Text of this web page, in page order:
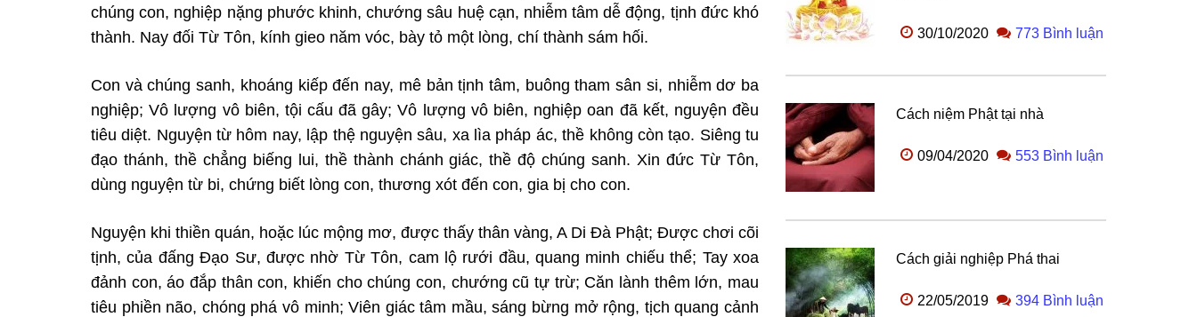
chúng con, nghiệp nặng phước khinh, chướngsâu huệ cạn, nhiễm tâm dễ động, tịnh đức khó
thành. Nay đối Từ Tôn, kính gieo năm vóc, bày tỏ một lòng, chí thành sám hối.
Con và chúng sanh, khoáng kiếp đến nay, mê bản tịnh tâm, buông tham sân si, nhiễm dơ ba
nghiệp; Vô lượng vô biên, tội cấu đã gây; Vô lượng vô biên, nghiệp oan đã kết, nguyện đều
tiêu diệt. Nguyện từ hôm nay, lập thệ nguyện sâu, xa lìa pháp ác, thề không còn tạo. Siêng tu
đạo thánh, thề chẳng biếng lui, thề thành chánh giác, thề độ chúng sanh. Xin đức Từ Tôn,
dùng nguyện từ bi, chứng biết lòng con, thương xót đến con, gia bị cho con.
Nguyện khi thiền quán, hoặc lúc mộng mơ, được thấy thân vàng, A Di Đà Phật; Được chơi cõi
tịnh,của đấng Đạo Sư, được nhờ Từ Tôn, cam lộ rưới đầu, quang minh chiếu thể; Tay xoa
đảnh con, áo đắp thân con, khiến cho chúng con, chướng cũ tự trừ; Căn lành thêm lớn, mau
tiêu phiền não, chóng phá vô minh; Viên giác tâm mầu, sáng bừng mở rộng, tịch quang cảnh
30/10/2020 773 Bình luận
Cách niệm Phật tại nhà
09/04/2020 553 Bình luận
Cách giải nghiệp Phá thai
22/05/2019 394 Bình luận